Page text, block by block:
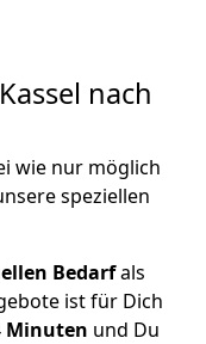
nach
wie nur möglich
speziellen
Bedarfals
ist für Dich
Minuten und Du